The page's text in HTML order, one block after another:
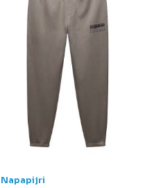
Napapijri